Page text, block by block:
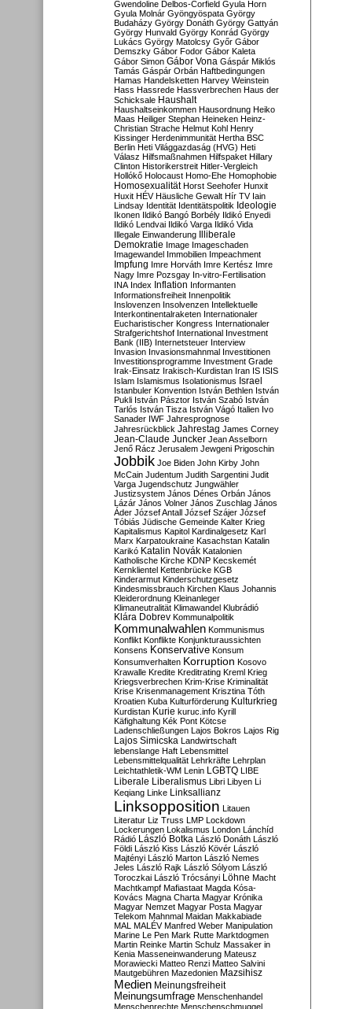
Gwendoline Delbos-Corfield Gyula Horn
Gyula Molnár Gyöngyöspata György
Budaházy György Donáth György Gattyán
György Hunvald György Konrád György
Lukács György Matolcsy Győr Gábor
Demszky Gábor Fodor Gábor Kaleta
Gábor Simon Gábor Vona Gáspár Miklós
Tamás Gáspár Orbán Haftbedingungen
Hamas Handelsketten Harvey Weinstein
Hass Hassrede Hassverbrechen Haus der
Schicksale Haushalt
Haushaltseinkommen Hausordnung Heiko
Maas Heiliger Stephan Heineken Heinz-
Christian Strache Helmut Kohl Henry
Kissinger Herdenimmunität Hertha BSC
Berlin Heti Világgazdaság (HVG) Heti
Válasz Hilfsmaßnahmen Hilfspaket Hillary
Clinton Historikerstreit Hitler-Vergleich
Hollókő Holocaust Homo-Ehe Homophobie
Homosexualität Horst Seehofer Hunxit
Huxit HÉV Häusliche Gewalt Hír TV Iain
Lindsay Identität Identitätspolitik Ideologie
Ikonen Ildikó Bangó Borbély Ildikó Enyedi
Ildikó Lendvai Ildikó Varga Ildikó Vida
Illegale Einwanderung Illiberale
Demokratie Image Imageschaden
Imagewandel Immobilien Impeachment
Impfung Imre Horváth Imre Kertész Imre
Nagy Imre Pozsgay In-vitro-Fertilisation
INA Index Inflation Informanten
Informationsfreiheit Innenpolitik
Inslovenzen Insolvenzen Intellektuelle
Interkontinentalraketen Internationaler
Eucharistischer Kongress Internationaler
Strafgerichtshof International Investment
Bank (IIB) Internetsteuer Interview
Invasion Invasionsmahnmal Investitionen
Investitionsprogramme Investment Grade
Irak-Einsatz Irakisch-Kurdistan Iran IS ISIS
Islam Islamismus Isolationismus Israel
Istanbuler Konvention István Bethlen István
Pukli István Pásztor István Szabó István
Tarlós István Tisza István Vágó Italien Ivo
Sanader IWF Jahresprognose
Jahresrückblick Jahrestag James Corney
Jean-Claude Juncker Jean Asselborn
Jenő Rácz Jerusalem Jewgeni Prigoschin
Jobbik Joe Biden John Kirby John
McCain Judentum Judith Sargentini Judit
Varga Jugendschutz Jungwähler
Justizsystem János Dénes Orbán János
Lázár János Volner János Zuschlag János
Áder József Antall József Szájer József
Tóbiás Jüdische Gemeinde Kalter Krieg
Kapitalismus Kapitol Kardinalgesetz Karl
Marx Karpatoukraine Kasachstan Katalin
Karikó Katalin Novák Katalonien
Katholische Kirche KDNP Kecskemét
Kernklientel Kettenbrücke KGB
Kinderarmut Kinderschutzgesetz
Kindesmissbrauch Kirchen Klaus Johannis
Kleiderordnung Kleinanleger
Klimaneutralität Klimawandel Klubrádió
Klára Dobrev Kommunalpolitik
Kommunalwahlen Kommunismus
Konflikt Konflikte Konjunkturaussichten
Konsens Konservative Konsum
Konsumverhalten Korruption Kosovo
Krawalle Kredite Kreditrating Kreml Krieg
Kriegsverbrechen Krim-Krise Kriminalität
Krise Krisenmanagement Krisztina Tóth
Kroatien Kuba Kulturförderung Kulturkrieg
Kurdistan Kurie kuruc.info Kyrill
Käfighaltung Kék Pont Kötcse
Ladenschließungen Lajos Bokros Lajos Rig
Lajos Simicska Landwirtschaft
lebenslange Haft Lebensmittel
Lebensmittelqualität Lehrkräfte Lehrplan
Leichtathletik-WM Lenin LGBTQ LIBE
Liberale Liberalismus Libri Libyen Li
Keqiang Linke Linksallianz
Linksopposition Litauen
Literatur Liz Truss LMP Lockdown
Lockerungen Lokalismus London Lánchíd
Rádió
László Botka László Donáth László
Földi László Kiss László Kövér László
Majtényi László Marton László Nemes
Jeles László Rajk László Sólyom László
Toroczkai László Trócsányi Löhne Macht
Machtkampf Mafiastaat Magda Kósa-
Kovács Magna Charta Magyar Krónika
Magyar Nemzet Magyar Posta Magyar
Telekom Mahnmal Maidan Makkabiade
MAL MALÉV Manfred Weber Manipulation
Marine Le Pen Mark Rutte Marktdogmen
Martin Reinke Martin Schulz Massaker in
Kenia Masseneinwanderung Mateusz
Morawiecki Matteo Renzi Matteo Salvini
Mautgebühren Mazedonien Mazsihisz
Medien Meinungsfreiheit
Meinungsumfrage Menschenhandel
Menschenrechte Menschenschmuggel